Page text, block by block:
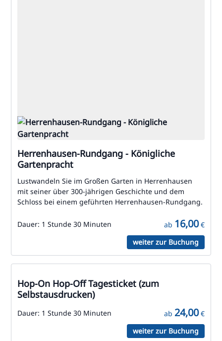
Herrenhausen-Rundgang - Königliche
Gartenpracht
Lustwandeln Sie im Großen Garten in Herrenhausen
mit seiner über 300-jährigen Geschichte und dem
Schloss bei einem geführten Herrenhausen-Rundgang.
Dauer: 1 Stunde 30 Minuten ab 16,00€
weiter zur Buchung
Hop-On Hop-Off Tagesticket (zum
Selbstausdrucken)
Dauer: 1 Stunde 30 Minuten ab 24,00€
weiter zur Buchung